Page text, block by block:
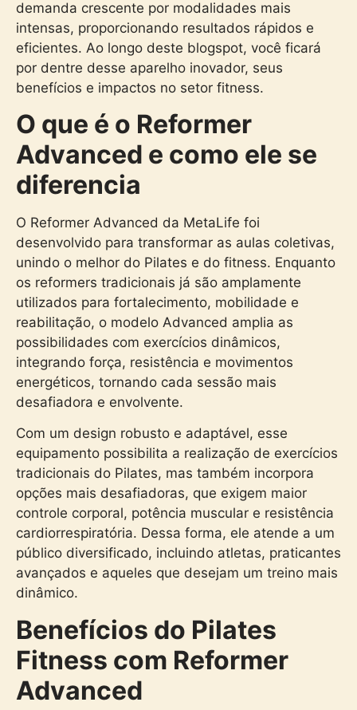
demanda crescente por modalidades mais
intensas, proporcionando resultados rápidos e
eficientes. Ao longo deste blogspot, você ficará
por dentre desse aparelho inovador, seus
benefícios e impactos no setor fitness.
O que é o Reformer
Advanced e como ele se
diferencia
O Reformer Advanced da MetaLife foi
desenvolvido para transformar as aulas coletivas,
unindo o melhor do Pilates e do fitness. Enquanto
os reformers tradicionais já são amplamente
utilizados para fortalecimento, mobilidade e
reabilitação, o modelo Advanced amplia as
possibilidades com exercícios dinâmicos,
integrando força, resistência e movimentos
energéticos, tornando cada sessão mais
desafiadora e envolvente.
Com um design robusto e adaptável, esse
equipamento possibilita a realização de exercícios
tradicionais do Pilates, mas também incorpora
opções mais desafiadoras, que exigem maior
controle corporal, potência muscular e resistência
cardiorrespiratória. Dessa forma, ele atende a um
público diversificado, incluindo atletas, praticantes
avançados e aqueles que desejam um treino mais
dinâmico.
Benefícios do Pilates
Fitness com Reformer
Advanced